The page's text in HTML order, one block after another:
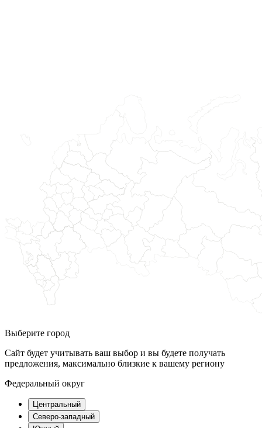
Выберите город
Сайт будет учитывать ваш выбор и вы будете получать
предложения, максимально близкие к вашему региону
Федеральный округ
Центральный
Северо-западный